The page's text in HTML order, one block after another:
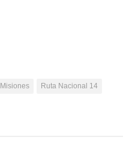
Misiones
Ruta Nacional 14